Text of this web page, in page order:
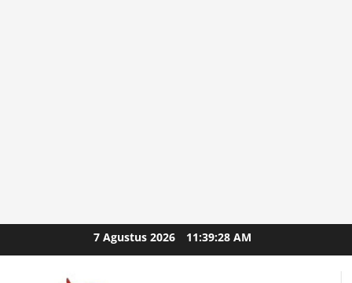
to
7 Agustus 2026 11:39:29 AM